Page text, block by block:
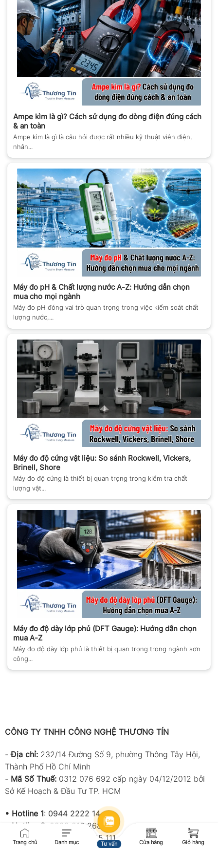
Ampe kìm là gì? Cách sử dụng đo dòng điện đúng cách
& an toàn
Ampe kìm là gì là câu hỏi được rất nhiều kỹ thuật viên điện,
nhân...
Máy đo pH & Chất lượng nước A-Z: Hướng dẫn chọn
mua cho mọi ngành
Máy đo pH đóng vai trò quan trọng trong việc kiểm soát chất
lượng nước,...
Máy đo độ cứng vật liệu: So sánh Rockwell, Vickers,
Brinell, Shore
Máy đo độ cứng là thiết bị quan trọng trong kiểm tra chất
lượng vật...
Máy đo độ dày lớp phủ (DFT Gauge): Hướng dẫn chọn
mua A-Z
Máy đo độ dày lớp phủ là thiết bị quan trọng trong ngành sơn
công...
CÔNG TY TNHH CÔNG NGHỆ THƯƠNG TÍN
-Địa chỉ: 232/14 Đường Số 9, phường Thông Tây Hội,
Thành Phố Hồ Chí Minh
- Mã Số Thuế: 0312 076 692 cấp ngày 04/12/2012 bởi
Sở Kế Hoạch & Đầu Tư TP. HCM
• Hotline 1: 0944 2222 14
Hotline 2: 0928 218 268
• Điện thoại:
(028) 66 505 111
info@thuongtin.net
Trang chủ Danh mục Tư vấn Cửa hàng Giỏ hàng